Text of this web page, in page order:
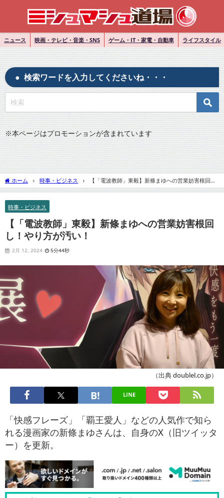
ニュース 映画・テレビ・音楽・SNS ゲーム・IT・家電・自動車 ライフスタイル
検索ワードを入力してくださいね・・・
※本ページはプロモーションが含まれています
ホーム 時事・ビジネス
【「電波教師」東毅】新條まゆへの営業妨害根回
し！やり方が汚い！
時事・ビジネス
【「電波教師」東毅】新條まゆへの営業妨害根回
し！やり方が汚い！
2月 12, 2024 5分44秒
（出典 doublel.co.jp）
LINE
「快感フレーズ」「覇王愛人」などの人気作で知ら
れる漫画家の新條まゆさんは、自身のX（旧ツイッタ
ー）を更新。